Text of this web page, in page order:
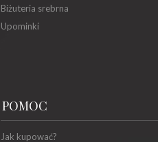
Biżuteria srebrna
Upominki
POMOC
Jak kupować?